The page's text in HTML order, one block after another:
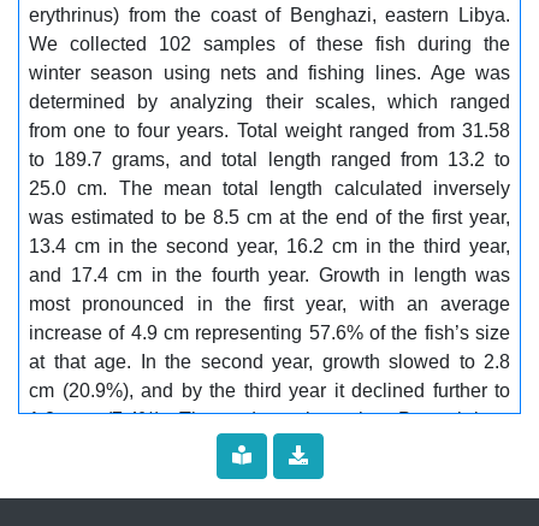
والتي تضمنت عمرًا نظريًا عند الطول الصفري (t₀ = -1.51
سنة)، وطولًا مقاربًا (L∞ = 27.51 سم)، ومعامل نمو (K =
0.34 سنة ⁻¹). تُوفر هذه النتائج أساسًا قيّمًا لفهم
ديناميكيات أعداد سمكة P. erythrinus في المنطقة، وتُبرز
أهمية البيانات المحلية للإدارة المستدامة لمصايد الأسماك.
تُعزز هذه النتائج الإدارة المستدامة لمصايد الأسماك على
طول الساحل الليبي، وتُعزز معرفتنا بديناميكيات أعداد
سمكة P. erythrinus......... الكلمات المفتاحية:
..........Pagellus erythrinus، تقدير العمر، القشور، نمط
النمو، نموذج فون بيرتالانفي، شرق ليبيا.
erythrinus) from the coast of Benghazi, eastern Libya.
We collected 102 samples of these fish during the
winter season using nets and fishing lines. Age was
determined by analyzing their scales, which ranged
from one to four years. Total weight ranged from 31.58
to 189.7 grams, and total length ranged from 13.2 to
25.0 cm. The mean total length calculated inversely
was estimated to be 8.5 cm at the end of the first year,
13.4 cm in the second year, 16.2 cm in the third year,
and 17.4 cm in the fourth year. Growth in length was
most pronounced in the first year, with an average
increase of 4.9 cm representing 57.6% of the fish’s size
at that age. In the second year, growth slowed to 2.8
cm (20.9%), and by the third year it declined further to
1.2 cm (7.4%). These data show that P. erythrinus
reaches a large fraction of its final size within the initial
year of existence, after which its growth rate slows
significantly. The statistical analysis, using a one-way